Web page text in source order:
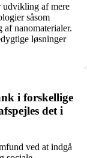
udvikling af mere
såsom
nanomaterialer.
løsninger
i forskellige
det i
ved at indgå